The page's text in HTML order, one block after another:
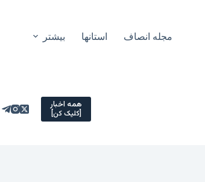
مجله انصاف استانها بیشتر
همه اخبار
[کلیک کن]